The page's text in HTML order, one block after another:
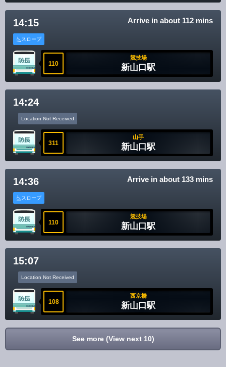
14:15 Arrive in about 112 mins
スロープ
110
競技場
新山口駅
14:24
Location Not Received
311
山手
新山口駅
14:36 Arrive in about 133 mins
スロープ
110
競技場
新山口駅
15:07
Location Not Received
108
西京橋
新山口駅
See more (View next 10)